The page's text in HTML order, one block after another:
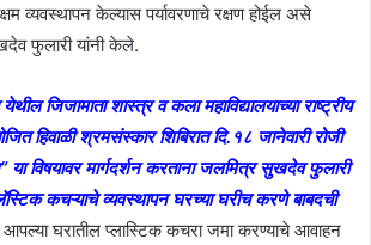
व्यवस्थापन केल्यास पर्यावरणाचे रक्षण होईल असे
फुलारी यांनी केले.
जिजामाता शास्त्र व कला महाविद्यालयाच्या राष्ट्रीय
हिवाळी श्रमसंस्कार शिबिरात दि.१८ जानेवारी रोजी
या विषयावर मार्गदर्शन करताना जलमित्र सुखदेव फुलारी
कचऱ्याचे व्यवस्थापन घरच्या घरीच करणे बाबदची
आपल्या घरातील प्लास्टिक कचरा जमा करण्याचे आवाहन